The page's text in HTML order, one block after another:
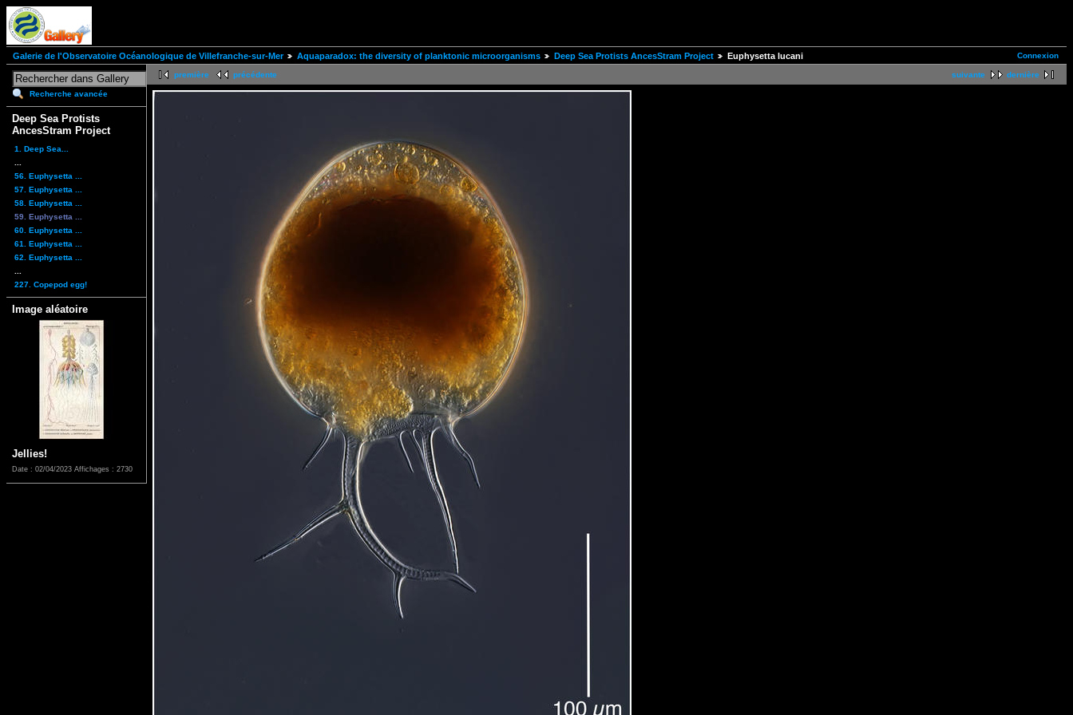
Connexion
Galerie de l'Observatoire Océanologique de Villefranche-sur-Mer Aquaparadox: the diversity of planktonic microorganisms Deep Sea Protists AncesStram Project Euphysetta lucani
Recherche avancée
Deep Sea Protists
AncesStram Project
1. Deep Sea...
56. Euphysetta ...
57. Euphysetta ...
58. Euphysetta ...
59. Euphysetta ...
60. Euphysetta ...
61. Euphysetta ...
62. Euphysetta ...
227. Copepod egg!
Image aléatoire
Jellies!
Date : 02/04/2023 Affichages : 2730
suivante dernière
première précédente